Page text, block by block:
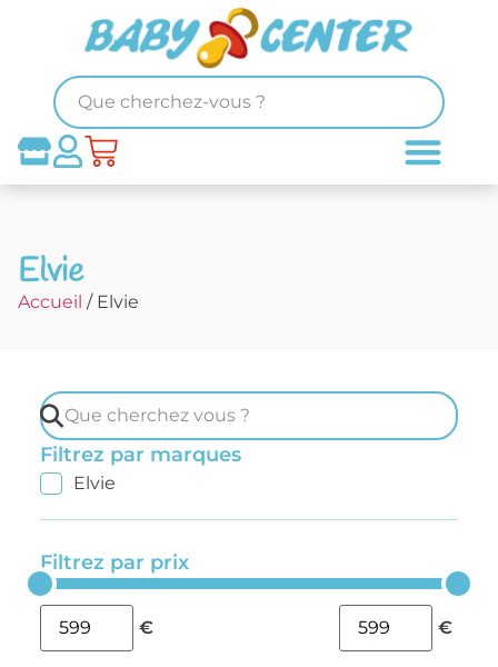
Elvie
Accueil / Elvie
Filtrez par marques
Elvie
Filtrez par prix
€ €